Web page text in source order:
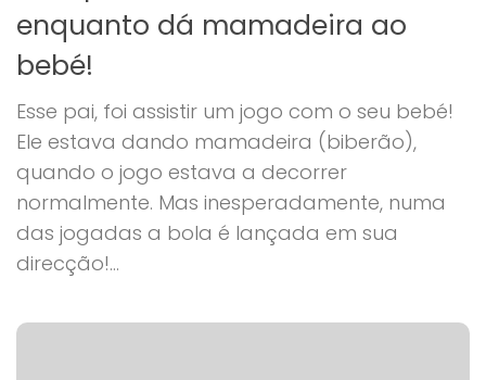
enquanto dá mamadeira ao
bebé!
Esse pai, foi assistir um jogo com o seu bebé!
Ele estava dando mamadeira (biberão),
quando o jogo estava a decorrer
normalmente. Mas inesperadamente, numa
das jogadas a bola é lançada em sua
direcção!...